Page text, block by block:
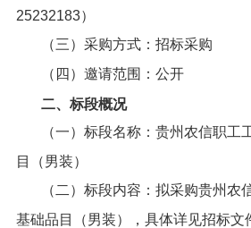
25232183）
（三）采购方式：招标采购
（四）邀请范围：公开
二、标段概况
（一）标段名称：贵州农信职工
目（男装）
（二）标段内容：拟采购贵州农
基础品目（男装），具体详见招标文